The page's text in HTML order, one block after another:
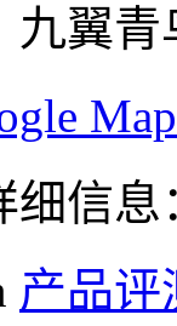
翼青
细信息
产品评